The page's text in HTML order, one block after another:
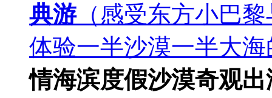
典游（感受东方小巴
体验一半沙漠一半大
情海滨度假沙漠奇观出